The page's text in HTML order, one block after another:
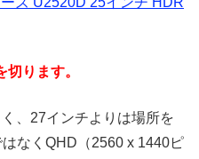
ります。
、27インチよりは場所を
なくQHD（2560 x 1440ピ